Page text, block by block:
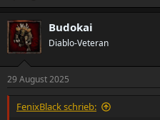
Budokai
Diablo-Veteran
29 August 2025
FenixBlack schrieb: